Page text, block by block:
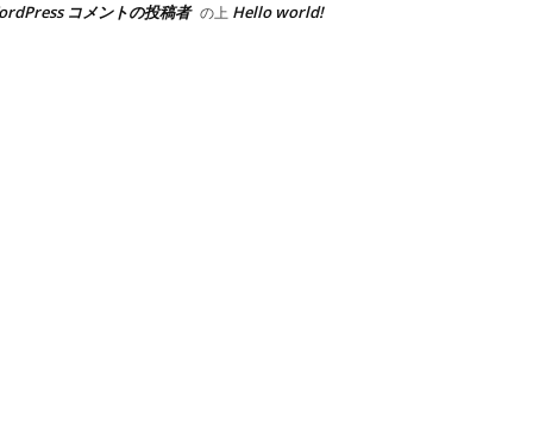
コメントの投稿者 の上 Hello world!